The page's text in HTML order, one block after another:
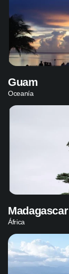
Guam
Oceanía
Madagascar
África